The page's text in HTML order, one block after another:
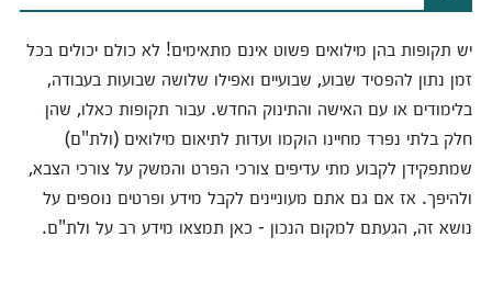
יש תקופות בהן מילואים פשוט אינם מתאימים! לא כולם יכולים בכל
זמן נתון להפסיד שבוע, שבועיים ואפילו שלושה שבועות בעבודה,
בלימודים או עם האישה והתינוק החדש. עבור תקופות כאלו, שהן
חלק בלתי נפרד מחיינו הוקמו ועדות לתיאום מילואים (ולת"ם)
שמתפקידן לקבוע מתי עדיפים צורכי הפרט והמשק על צורכי הצבא,
ולהיפך. אז אם גם אתם מעוניינים לקבל מידע ופרטים נוספים על
נושא זה, הגעתם למקום הנכון - כאן תמצאו מידע רב על ולת"ם.